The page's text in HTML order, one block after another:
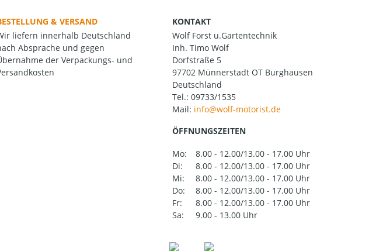
& VERSAND
liefern innerhalb Deutschland
Absprache und gegen
der Verpackungs- und
KONTAKT
Wolf Forst u.Gartentechnik
Inh. Timo Wolf
Dorfstraße 5
97702 Münnerstadt OT Burghausen
Deutschland
Tel.: 09733/1535
Mail:
ÖFFNUNGSZEITEN
Mo:
8.00 - 12.00/13.00 - 17.00 Uhr
Di:
8.00 - 12.00/13.00 - 17.00 Uhr
Mi:
8.00 - 12.00/13.00 - 17.00 Uhr
Do:
8.00 - 12.00/13.00 - 17.00 Uhr
Fr:
8.00 - 12.00/13.00 - 17.00 Uhr
Sa:
9.00 - 13.00 Uhr